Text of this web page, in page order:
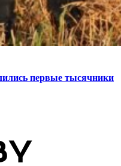
первые тысячники